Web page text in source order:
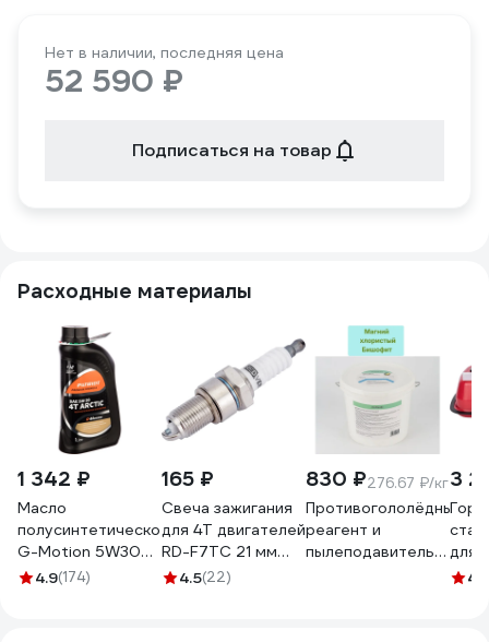
Нет в наличии, последняя цена
52 590 ₽
Подписаться на товар
Расходные материалы
1 342 ₽
Масло
полусинтетическое
G-Motion 5W30
4Т ARCTIC (1 л)
4.9(174)
165 ₽
Свеча зажигания
для 4Т двигателей
RD-F7TC 21 мм
REDVERG 6616015
4.5(22)
830 ₽276.67 ₽/кг
Противогололёдный
реагент и
пылеподавитель
3
для
4.8